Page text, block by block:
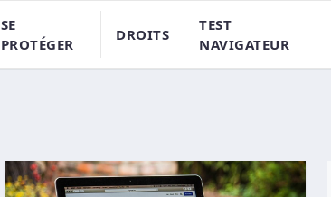
SE
PROTÉGER
DROITS
TEST
NAVIGATEUR